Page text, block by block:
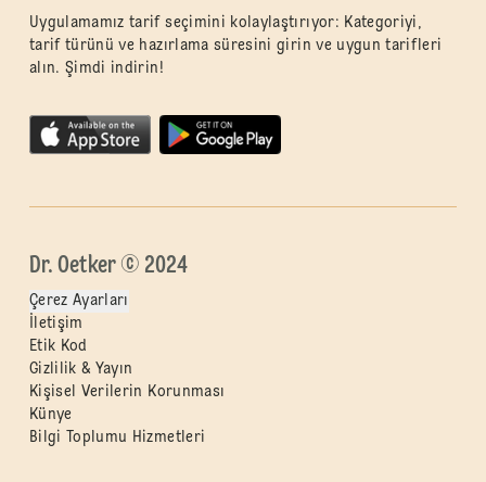
Uygulamamız tarif seçimini kolaylaştırıyor: Kategoriyi,
tarif türünü ve hazırlama süresini girin ve uygun tarifleri
alın. Şimdi indirin!
Dr. Oetker © 2024
Çerez Ayarları
İletişim
Etik Kod
Gizlilik & Yayın
Kişisel Verilerin Korunması
Künye
Bilgi Toplumu Hizmetleri